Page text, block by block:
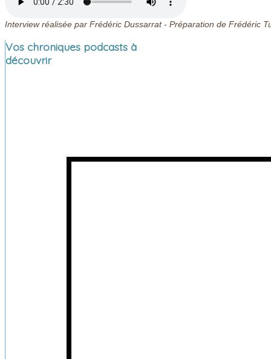
Interview réalisée par Frédéric Dussarrat - Préparation de Frédéric
Vos chroniques podcasts à
découvrir